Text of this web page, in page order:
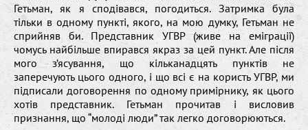
Гетьман, як я сподівався, погодиться. Затримка була
тільки в одному пункті, якого, на мою думку, Гетьман не
сприйняв би. Представник УГВР (живе на еміграції)
чомусь найбільше впирався якраз за цей пункт. Але після
мого з’ясування, що кільканадцять пунктів не
заперечують цього одного, і що всі є на користь УГВР, ми
підписали договорення по одному примірнику, як цього
хотів представник. Гетьман прочитав і висловив
признання, що “молоді люди” так легко договорюються.